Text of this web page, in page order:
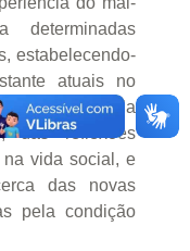
estabelecendo-
atuais no
é o caso da
das reflexões
vida social, e
das novas
pela condição